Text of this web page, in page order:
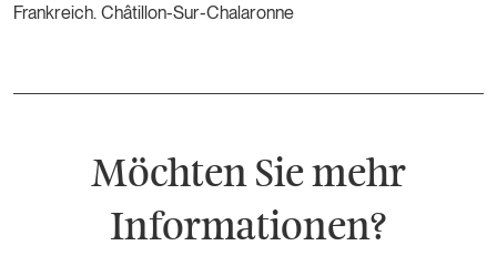
Frankreich. Châtillon-Sur-Chalaronne
Möchten Sie mehr
Informationen?